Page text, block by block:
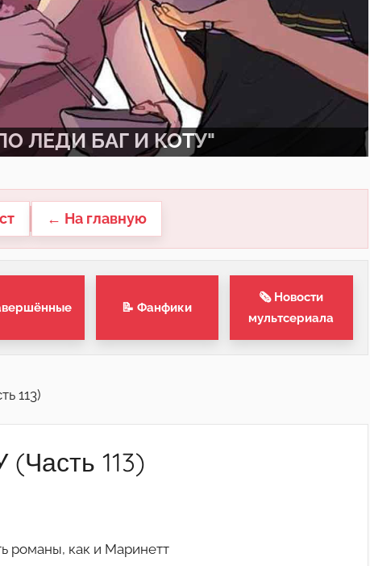
ЛЕДИ БАГ И КОТУ"
← На главную
📝 Фанфики
🗞 Новости
мультсериала
113)
113)
романы, как и Маринетт